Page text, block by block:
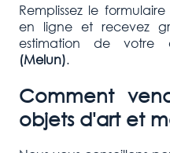
Remplissez le
en ligne et recevez
estimation de votre
(Melun).
Comment
objets d'art et